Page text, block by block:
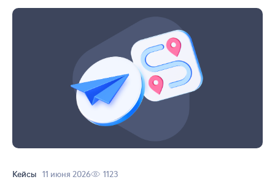
Кейсы 11 июня 2026 1123